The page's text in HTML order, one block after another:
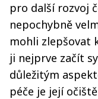
pro další rozvoj
nepochybně
mohli zlepšovat
ji nejprve začít
důležitým
péče je její